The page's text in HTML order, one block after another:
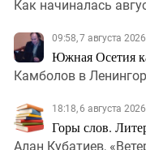
Как начиналась
09:58, 7 августа 2026
Южная Осетия
Камболов в
18:18, 6 августа 2026
Горы слов.
Алан Кубатиев,